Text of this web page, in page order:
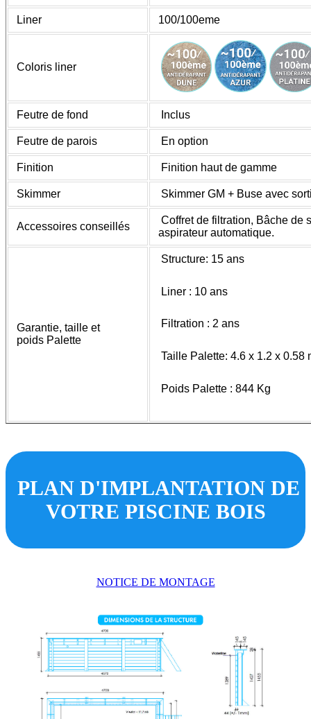
Liner 100/100eme
Coloris liner
Feutre de fond Inclus
Feutre de parois En option
Finition Finition haut de gamme
Skimmer Skimmer GM + Buse avec
Accessoires conseillés
Coffret de filtration, Bâche de
aspirateur automatique.
Garantie, taille et
poids Palette
Structure: 15 ans
Liner : 10 ans
Filtration : 2 ans
Taille Palette: 4.6 x 1.2 x 0.58
Poids Palette : 844 Kg
PLAN D'IMPLANTATION DE
VOTRE PISCINE BOIS
NOTICE DE MONTAGE